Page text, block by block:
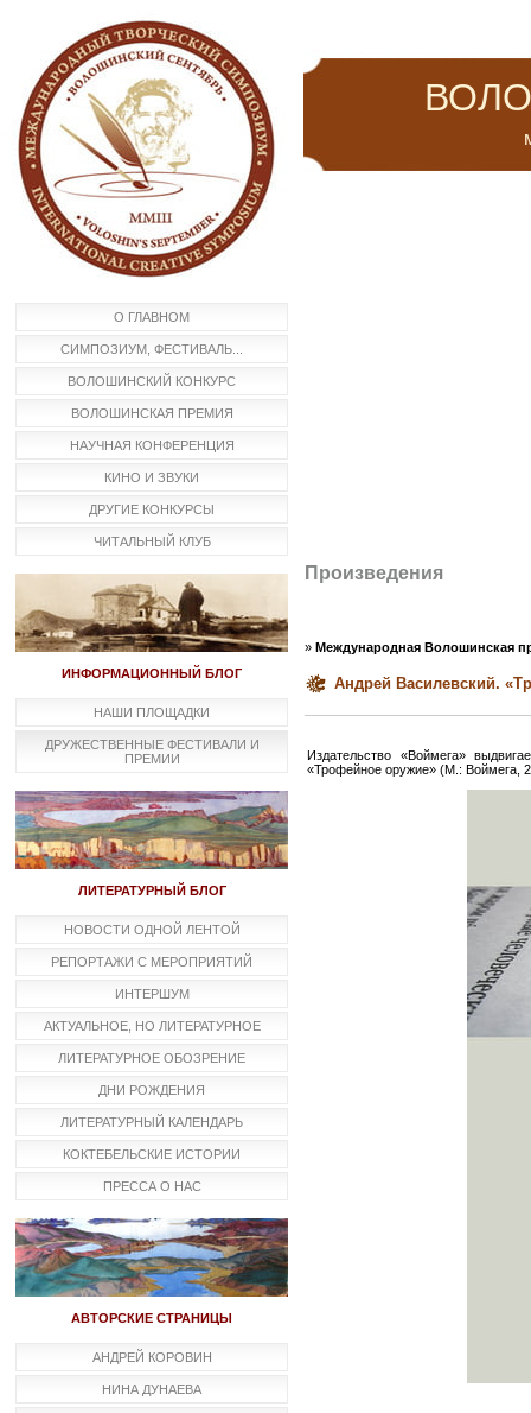
О ГЛАВНОМ
СИМПОЗИУМ, ФЕСТИВАЛЬ...
ВОЛОШИНСКИЙ КОНКУРС
ВОЛОШИНСКАЯ ПРЕМИЯ
НАУЧНАЯ КОНФЕРЕНЦИЯ
КИНО И ЗВУКИ
ДРУГИЕ КОНКУРСЫ
ЧИТАЛЬНЫЙ КЛУБ
ИНФОРМАЦИОННЫЙ БЛОГ
НАШИ ПЛОЩАДКИ
ДРУЖЕСТВЕННЫЕ ФЕСТИВАЛИ И
ПРЕМИИ
ЛИТЕРАТУРНЫЙ БЛОГ
НОВОСТИ ОДНОЙ ЛЕНТОЙ
РЕПОРТАЖИ С МЕРОПРИЯТИЙ
ИНТЕРШУМ
АКТУАЛЬНОЕ, НО ЛИТЕРАТУРНОЕ
ЛИТЕРАТУРНОЕ ОБОЗРЕНИЕ
ДНИ РОЖДЕНИЯ
ЛИТЕРАТУРНЫЙ КАЛЕНДАРЬ
КОКТЕБЕЛЬСКИЕ ИСТОРИИ
ПРЕССА О НАС
АВТОРСКИЕ СТРАНИЦЫ
АНДРЕЙ КОРОВИН
НИНА ДУНАЕВА
Произведения
» Международная Волошинская
Андрей Василевский.
Издательство «Воймега»
«Трофейное оружие» (М.: Воймега,